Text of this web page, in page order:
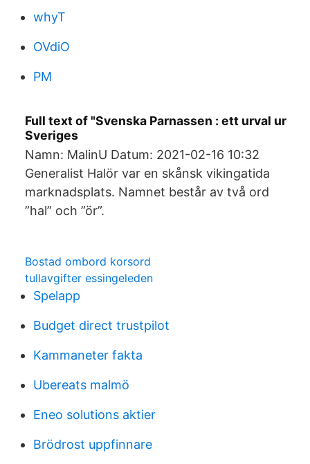
whyT
OVdiO
PM
Full text of "Svenska Parnassen : ett urval ur
Sveriges
Namn: MalinU Datum: 2021-02-16 10:32
Generalist Halör var en skånsk vikingatida
marknadsplats. Namnet består av två ord
”hal” och ”ör”.
Bostad ombord korsord
tullavgifter essingeleden
Spelapp
Budget direct trustpilot
Kammaneter fakta
Ubereats malmö
Eneo solutions aktier
Brödrost uppfinnare